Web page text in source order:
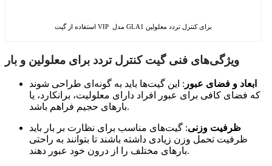
استفاده از گیت VIP مدل GLA1 برای کنترل تردد معلولین
ویژگی‌های فنی گیت کنترل تردد برای معلولین و بار
ابعاد و فضای عبور : این گیت‌ها باید به گونه‌ای طراحی شوند
که فضای کافی برای عبور افراد دارای معلولیت، برانکارد، یا
بارهای حجیم فراهم باشد.
ظرفیت وزنی: گیت‌های مناسب برای نظارت بر بار باید
ظرفیت تحمل وزن زیادی داشته باشند تا بتوانند به راحتی
بارهای مختلف را از درون خود عبور دهند.